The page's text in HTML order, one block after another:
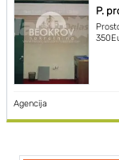
P.
Agencija